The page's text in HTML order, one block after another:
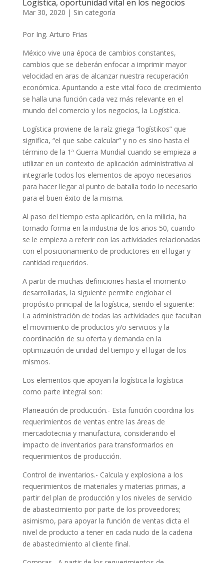
Logística, oportunidad vital en los negocios
Mar 30, 2020 | Sin categoría
Por Ing. Arturo Frias
México vive una época de cambios constantes,
cambios que se deberán enfocar a imprimir mayor
velocidad en aras de alcanzar nuestra recuperación
económica. Apuntando a este vital foco de crecimiento
se halla una función cada vez más relevante en el
mundo del comercio y los negocios, la Logística.
Logística proviene de la raíz griega “logístikos” que
significa, “el que sabe calcular” y no es sino hasta el
término de la 1ª Guerra Mundial cuando se empieza a
utilizar en un contexto de aplicación administrativa al
integrarle todos los elementos de apoyo necesarios
para hacer llegar al punto de batalla todo lo necesario
para el buen éxito de la misma.
Al paso del tiempo esta aplicación, en la milicia, ha
tomado forma en la industria de los años 50, cuando
se le empieza a referir con las actividades relacionadas
con el posicionamiento de productores en el lugar y
cantidad requeridos.
A partir de muchas definiciones hasta el momento
desarrolladas, la siguiente permite englobar el
propósito principal de la logística, siendo el siguiente:
La administración de todas las actividades que facultan
el movimiento de productos y/o servicios y la
coordinación de su oferta y demanda en la
optimización de unidad del tiempo y el lugar de los
mismos.
Los elementos que apoyan la logística la logística
como parte integral son:
Planeación de producción.- Esta función coordina los
requerimientos de ventas entre las áreas de
mercadotecnia y manufactura, considerando el
impacto de inventarios para transformarlos en
requerimientos de producción.
Control de inventarios.- Calcula y explosiona a los
requerimientos de materiales y materias primas, a
partir del plan de producción y los niveles de servicio
de abastecimiento por parte de los proveedores;
asimismo, para apoyar la función de ventas dicta el
nivel de producto a tener en cada nudo de la cadena
de abastecimiento al cliente final.